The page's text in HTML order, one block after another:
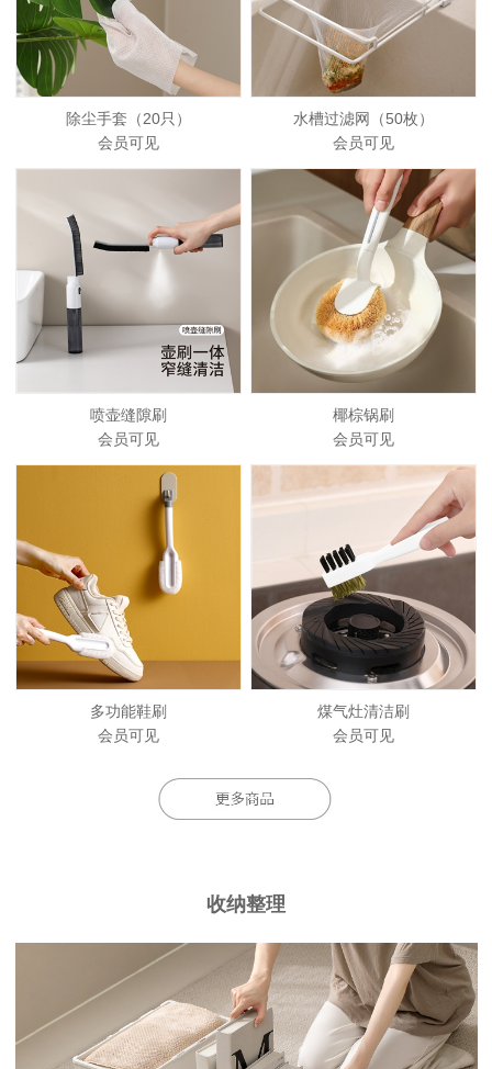
除尘手套（20只）
会员可见
水槽过滤网（50枚）
会员可见
喷壶缝隙刷
会员可见
椰棕锅刷
会员可见
多功能鞋刷
会员可见
煤气灶清洁刷
会员可见
收纳整理